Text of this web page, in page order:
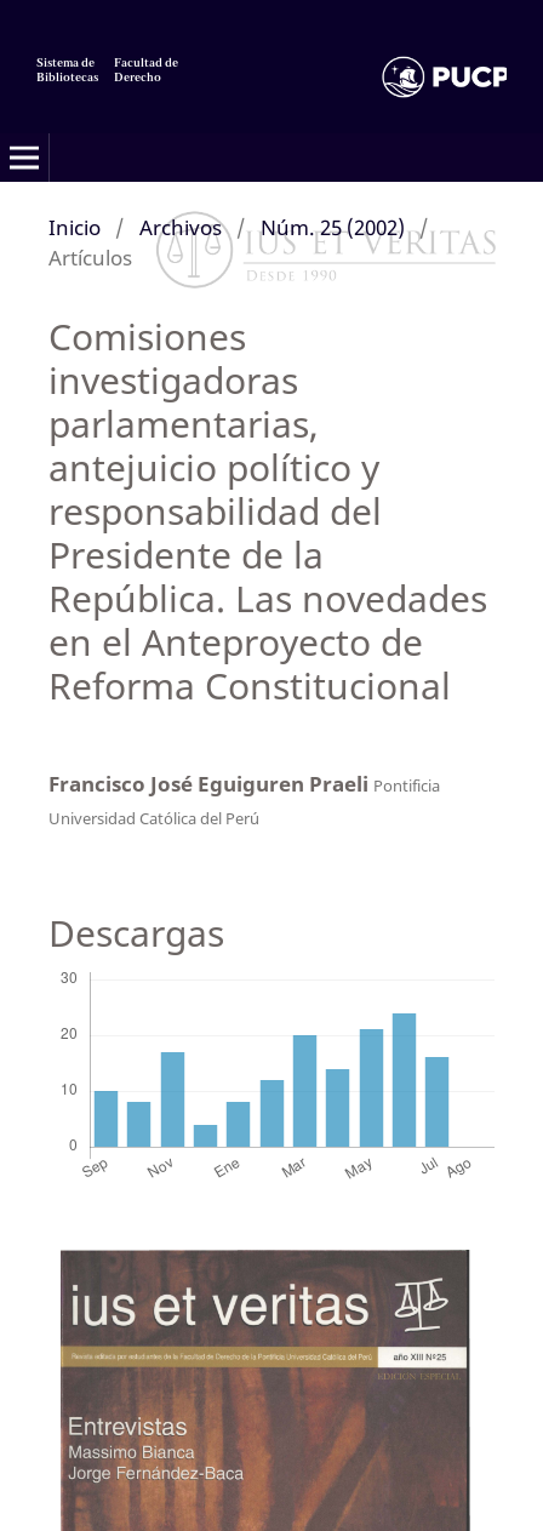
Sistema de
Bibliotecas
Facultad de
Derecho
Inicio / Archivos / Núm. 25 (2002) /
Artículos
Comisiones
investigadoras
parlamentarias,
antejuicio político y
responsabilidad del
Presidente de la
República. Las novedades
en el Anteproyecto de
Reforma Constitucional
Francisco José Eguiguren Praeli Pontificia
Universidad Católica del Perú
Descargas